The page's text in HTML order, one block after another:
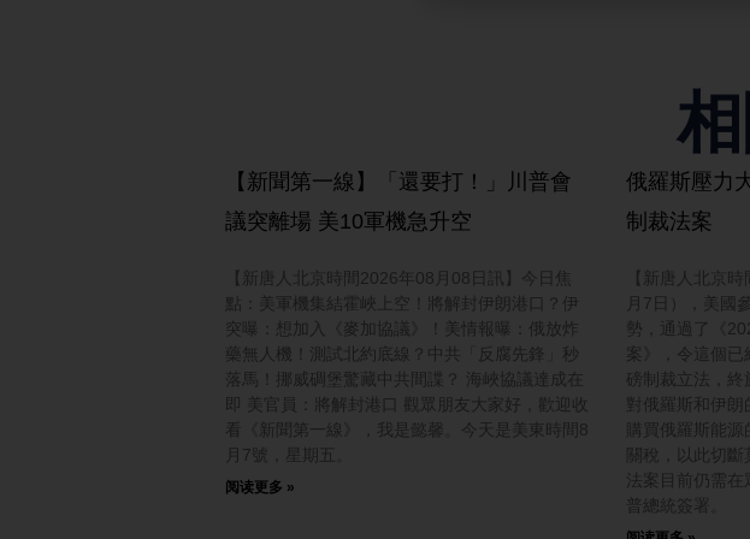
【新聞第一線】「還要打！」川普會
議突離場 美10軍機急升空
【新唐人北京時間2026年08月08日訊】今日焦
點：美軍機集結霍峽上空！將解封伊朗港口？伊
突曝：想加入《麥加協議》！美情報曝：俄放炸
藥無人機！測試北約底線？中共「反腐先鋒」秒
落馬！挪威碉堡驚藏中共間諜？ 海峽協議達成在
即 美官員：將解封港口 觀眾朋友大家好，歡迎收
看《新聞第一線》，我是懿馨。今天是美東時間8
月7號，星期五。
阅读更多 »
俄羅斯壓力
制裁法案
【新唐人北京
月7日），美國
勢，通過了《
案》，令這個已
磅制裁立法，終
對俄羅斯和伊朗
購買俄羅斯能
關稅，以此切
法案目前仍需
普總統簽署。